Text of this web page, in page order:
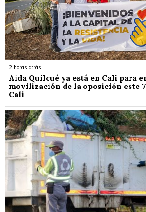
2 horas atrás
Aída Quilcué ya está en Cali para
movilización de la oposición este
Cali